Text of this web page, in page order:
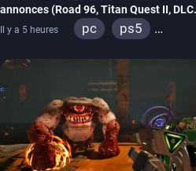
annonces (Road 96, Titan Quest II, DLC
REANIMAL…)
Il y a 5 heures pc
ps5
xbox one
switch